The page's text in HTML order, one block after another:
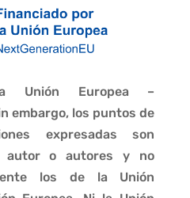
Unión Europea –
embargo, los puntos de
expresadas son
autor o autores y no
los de la Unión